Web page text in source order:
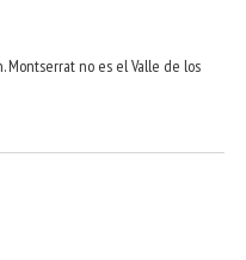
Montserrat no es el Valle de los